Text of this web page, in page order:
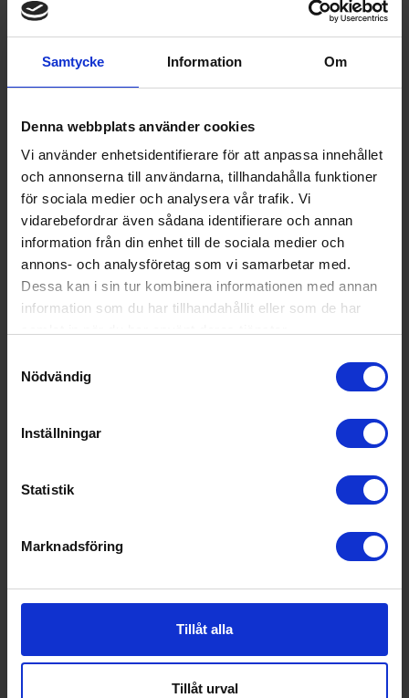
Samtycke Information Om
Denna webbplats använder cookies
Vi använder enhetsidentifierare för att anpassa innehållet
och annonserna till användarna, tillhandahålla funktioner
för sociala medier och analysera vår trafik. Vi
vidarebefordrar även sådana identifierare och annan
information från din enhet till de sociala medier och
annons- och analysföretag som vi samarbetar med.
Dessa kan i sin tur kombinera informationen med annan
information som du har tillhandahållit eller som de har
Nödvändig
Inställningar
Statistik
Marknadsföring
Tillåt alla
Tillåt urval
temperaturen. Du kan ange den direkt eller använda det
praktiska temperaturreglaget för exakt inställning, vilket ger
dig full kontroll över din matlagning.
köket, så att du kan njuta av dina måltider snabbare. Den
gör det enkelt att komma åt maten.
Tillbehör
Bosch
teleskopskena
KÖP
Bak/pizzasten
1 990:-
KÖP